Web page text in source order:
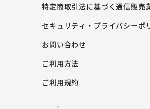
特定商取引法に基づく通信販売
セキュリティ・プライバシーポ
お問い合わせ
ご利用方法
ご利用規約